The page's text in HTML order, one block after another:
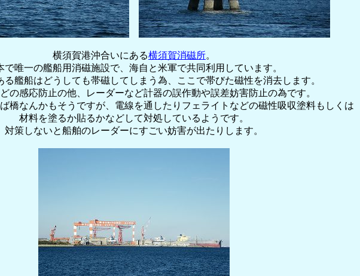
横須賀港沖合いにある横須賀消磁所。
で唯一の艦船用消磁施設で、海自と米軍で共同利用しています。
る艦船はどうしても帯磁してしまう為、ここで帯びた磁性を消去します。
の感応防止の他、レーダーなど計器の誤作動や誤差妨害防止の為です。
橋なんかもそうですが、電線を通したりフェライトなどの磁性吸収塗料もしくは
材料を塗るか貼るかなどして対処しているようです。
対策しないと船舶のレーダーにすごい妨害が出たりします。